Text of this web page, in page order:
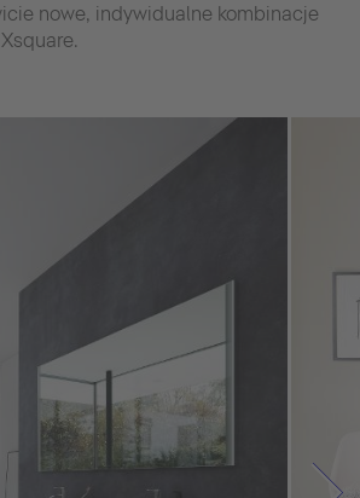
nowe, indywidualne kombinacje